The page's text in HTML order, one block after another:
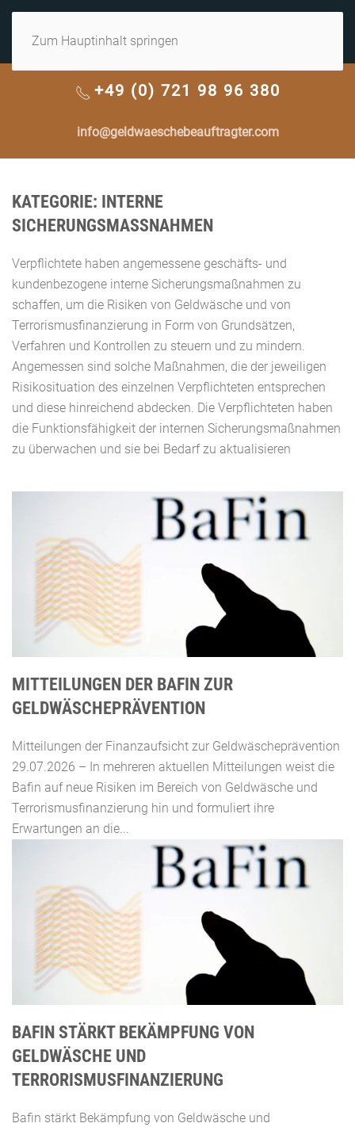
Zum Hauptinhalt springen
+49 (0) 721 98 96 380
info@geldwaeschebeauftragter.com
KATEGORIE: INTERNE
SICHERUNGSMASSNAHMEN
Verpflichtete haben angemessene geschäfts- und
kundenbezogene interne Sicherungsmaßnahmen zu
schaffen, um die Risiken von Geldwäsche und von
Terrorismusfinanzierung in Form von Grundsätzen,
Verfahren und Kontrollen zu steuern und zu mindern.
Angemessen sind solche Maßnahmen, die der jeweiligen
Risikosituation des einzelnen Verpflichteten entsprechen
und diese hinreichend abdecken. Die Verpflichteten haben
die Funktionsfähigkeit der internen Sicherungsmaßnahmen
zu überwachen und sie bei Bedarf zu aktualisieren
MITTEILUNGEN DER BAFIN ZUR
GELDWÄSCHEPRÄVENTION
Mitteilungen der Finanzaufsicht zur Geldwäscheprävention
29.07.2026 – In mehreren aktuellen Mitteilungen weist die
Bafin auf neue Risiken im Bereich von Geldwäsche und
Terrorismusfinanzierung hin und formuliert ihre
Erwartungen an die...
BAFIN STÄRKT BEKÄMPFUNG VON
GELDWÄSCHE UND
TERRORISMUSFINANZIERUNG
Bafin stärkt Bekämpfung von Geldwäsche und